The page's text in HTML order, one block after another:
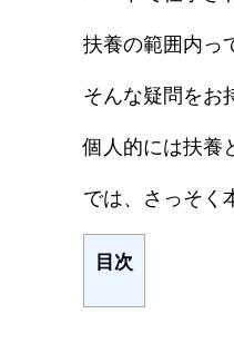
扶養の範囲内っ
そんな疑問をお
個人的には扶養
では、さっそく
目次